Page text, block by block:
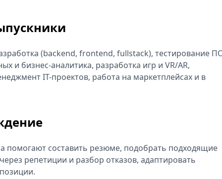
(backend, frontend, fullstack), тестирование
и бизнес-аналитика, разработка игр и VR/AR,
IT-проектов, работа на маркетплейсах и в
помогают составить резюме, подобрать подходящие
репетиции и разбор отказов, адаптировать